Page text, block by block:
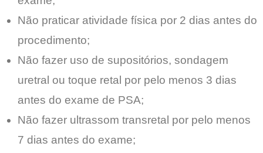
Não praticar atividade física por 2 dias antes do
procedimento;
Não fazer uso de supositórios, sondagem
uretral ou toque retal por pelo menos 3 dias
antes do exame de PSA;
Não fazer ultrassom transretal por pelo menos
7 dias antes do exame;